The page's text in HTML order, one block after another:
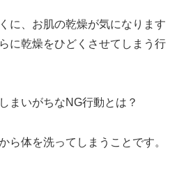
に、お肌の乾燥が気になります
に乾燥をひどくさせてしまう行
まいがちなNG行動とは？
ら体を洗ってしまうことです。